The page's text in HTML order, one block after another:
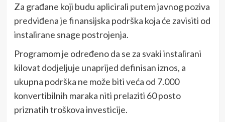
Za građane koji budu aplicirali putem javnog poziva
predviđena je finansijska podrška koja će zavisiti od
instalirane snage postrojenja.
Programom je određeno da se za svaki instalirani
kilovat dodjeljuje unaprijed definisan iznos, a
ukupna podrška ne može biti veća od 7.000
konvertibilnih maraka niti prelaziti 60 posto
priznatih troškova investicije.